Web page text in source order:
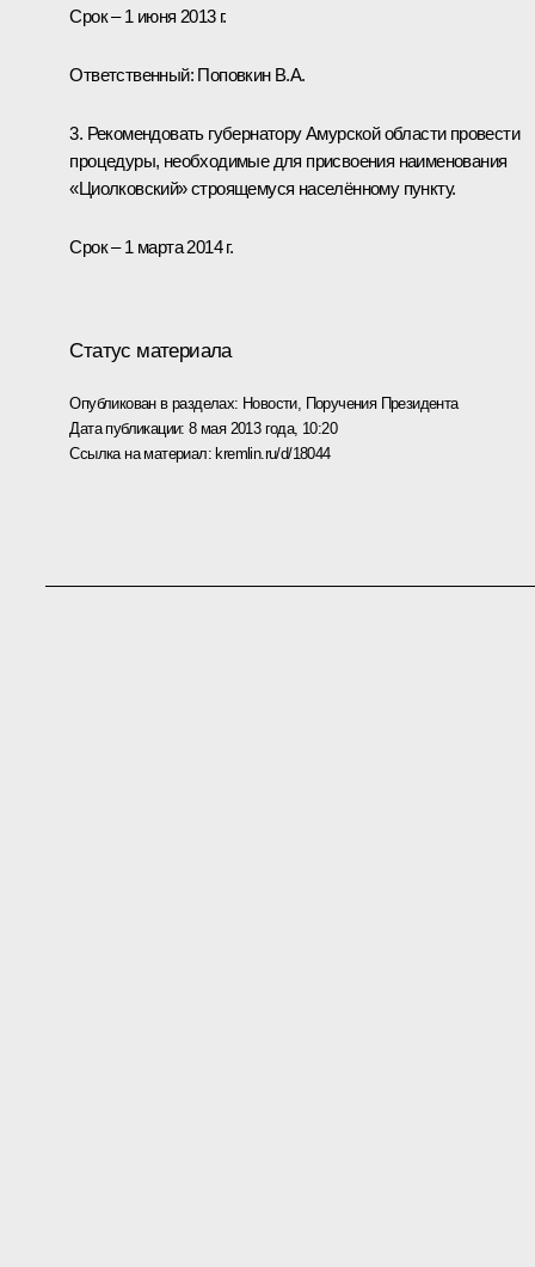
Срок – 1 июня 2013 г.
Ответственный: Поповкин В.А.
3. Рекомендовать губернатору Амурской области провести
процедуры, необходимые для присвоения наименования
«Циолковский» строящемуся населённому пункту.
Срок – 1 марта 2014 г.
Статус материала
Опубликован в разделах: Новости, Поручения Президента
Дата публикации:8 мая 2013 года, 10:20
Ссылка на материал: kremlin.ru/d/18044